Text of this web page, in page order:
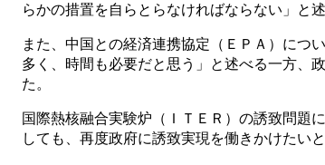
らかの措置を自らとらなければならない」と
また、中国との経済連携協定（ＥＰＡ）につ
多く、時間も必要だと思う」と述べる一方、
た。
国際熱核融合実験炉（ＩＴＥＲ）の誘致問題
しても、再度政府に誘致実現を働きかけたいと